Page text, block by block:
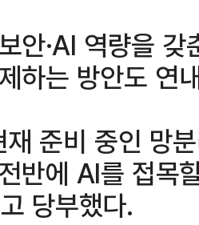
안·AI 역량을
하는 방안도 연
준비 중인 망
반에 AI를 접목
당부했다.